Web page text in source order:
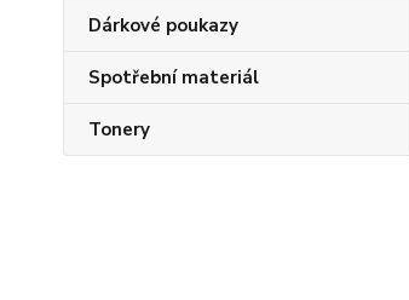
Dárkové poukazy
Spotřební materiál
Tonery